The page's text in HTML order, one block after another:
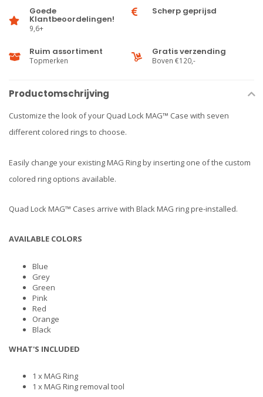
Goede
Klantbeoordelingen!
9,6+
Scherp geprijsd
Ruim assortiment
Topmerken
Gratis verzending
Boven €120,-
Productomschrijving
Customize the look of your Quad Lock MAG™ Case with seven
different colored rings to choose.
Easily change your existing MAG Ring by inserting one of the custom
colored ring options available.
Quad Lock MAG™ Cases arrive with Black MAG ring pre-installed.
AVAILABLE COLORS
Blue
Grey
Green
Pink
Red
Orange
Black
WHAT'S INCLUDED
1 x MAG Ring
1 x MAG Ring removal tool